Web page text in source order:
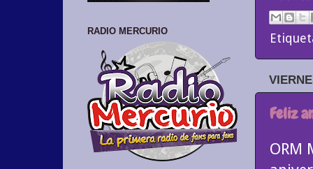
Feliz
ORM
RADIO MERCURIO